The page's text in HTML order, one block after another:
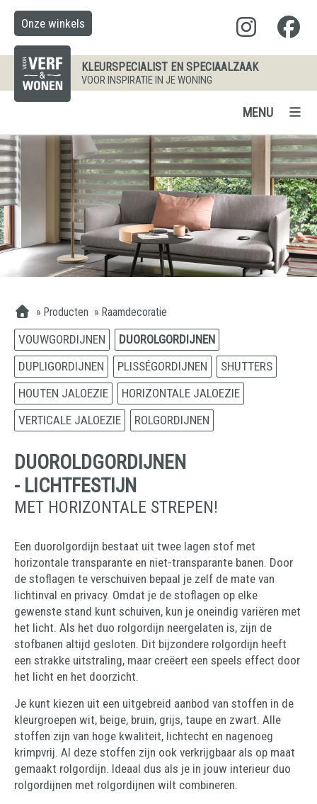
KLEURSPECIALIST EN SPECIAALZAAK
VOOR INSPIRATIE IN JE WONING
Onze winkels
MENU
» Producten » Raamdecoratie
VOUWGORDIJNEN
DUOROLGORDIJNEN
DUPLIGORDIJNEN
PLISSÉGORDIJNEN
SHUTTERS
HOUTEN JALOEZIE
HORIZONTALE JALOEZIE
VERTICALE JALOEZIE
ROLGORDIJNEN
DUOROLDGORDIJNEN
- LICHTFESTIJN
MET HORIZONTALE STREPEN!
Een duorolgordijn bestaat uit twee lagen stof met
horizontale transparante en niet-transparante banen. Door
de stoflagen te verschuiven bepaal je zelf de mate van
lichtinval en privacy. Omdat je de stoflagen op elke
gewenste stand kunt schuiven, kun je oneindig variëren met
het licht. Als het duo rolgordijn neergelaten is, zijn de
stofbanen altijd gesloten. Dit bijzondere rolgordijn heeft
een strakke uitstraling, maar creëert een speels effect door
het licht en het doorzicht.
Je kunt kiezen uit een uitgebreid aanbod van stoffen in de
kleurgroepen wit, beige, bruin, grijs, taupe en zwart. Alle
stoffen zijn van hoge kwaliteit, lichtecht en nagenoeg
krimpvrij. Al deze stoffen zijn ook verkrijgbaar als op maat
gemaakt rolgordijn. Ideaal dus als je in jouw interieur duo
rolgordijnen met rolgordijnen wilt combineren.